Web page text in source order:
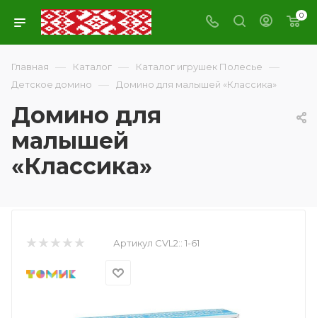
0
Главная — Каталог — Каталог игрушек Полесье —
Детское домино — Домино для малышей «Классика»
Домино для
малышей
«Классика»
Артикул CVL2:: 1-61